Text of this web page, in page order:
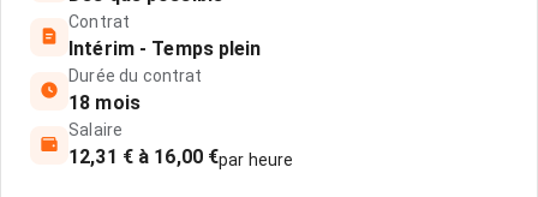
Contrat
Intérim - Temps plein
Durée du contrat
18 mois
Salaire
12,31 € à 16,00 €par heure